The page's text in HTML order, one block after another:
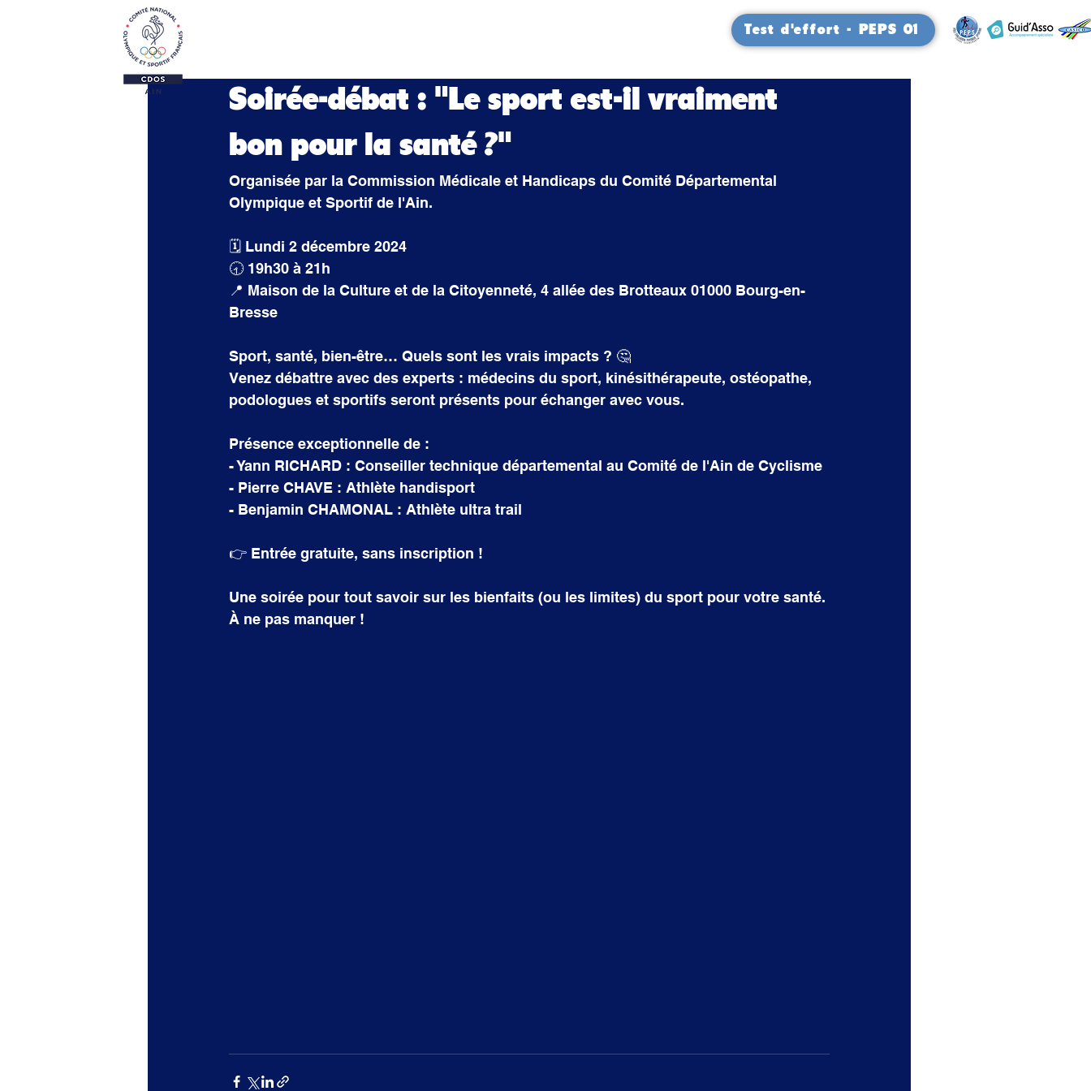
Test d'effort - PEPS 01
Soirée-débat : "Le sport est-il vraiment
bon pour la santé ?"
Organisée par la Commission Médicale et Handicaps du Comité Départemental
Olympique et Sportif de l'Ain.
🗓️ Lundi 2 décembre 2024
🕣 19h30 à 21h
📍 Maison de la Culture et de la Citoyenneté, 4 allée des Brotteaux 01000 Bourg-en-
Bresse
Sport, santé, bien-être… Quels sont les vrais impacts ? 🤔
Venez débattre avec des experts : médecins du sport, kinésithérapeute, ostéopathe,
podologues et sportifs seront présents pour échanger avec vous.
Présence exceptionnelle de :
- Yann RICHARD : Conseiller technique départemental au Comité de l'Ain de Cyclisme
- Pierre CHAVE : Athlète handisport
- Benjamin CHAMONAL : Athlète ultra trail
👉 Entrée gratuite, sans inscription !
Une soirée pour tout savoir sur les bienfaits (ou les limites) du sport pour votre santé.
À ne pas manquer !